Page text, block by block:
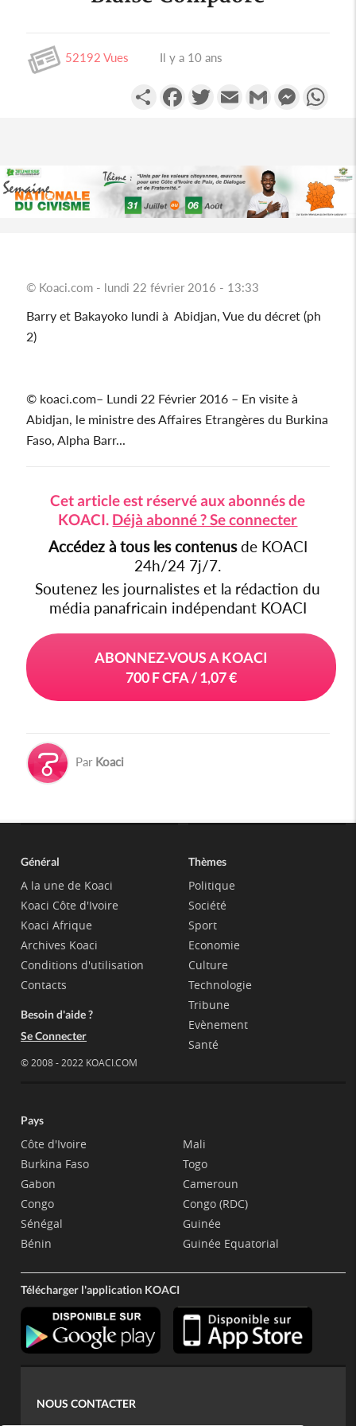
Comores
Tunisie
Libye
Cedeao
Monde
52192 Vues Il y a 10 ans
PartagerFacebookTwitterEmail Gmail
© Koaci.com - lundi 22 février 2016 - 13:33
Barry et Bakayoko lundi à Abidjan, Vue du décret (ph
2)
© koaci.com– Lundi 22 Février 2016 – En visite à
Abidjan, le ministre des Affaires Etrangères du Burkina
Faso, Alpha Barr...
Cet article est réservé aux abonnés de
KOACI. Déjà abonné ? Se connecter
Accédez à tous les contenusde KOACI
24h/24 7j/7.
Soutenez les journalistes et la rédaction du
média panafricain indépendant KOACI
ABONNEZ-VOUS A KOACI
700 F CFA / 1,07 €
Par Koaci
Général
A la une de Koaci
Koaci Côte d'Ivoire
Koaci Afrique
Archives Koaci
Conditions d'utilisation
Contacts
Besoin d'aide ?
Se Connecter
© 2008 - 2022 KOACI.COM
Thèmes
Politique
Société
Sport
Economie
Culture
Technologie
Tribune
Evènement
Santé
Pays
Côte d'Ivoire
Burkina Faso
Gabon
Congo
Sénégal
Bénin
Mali
Togo
Cameroun
Congo (RDC)
Guinée
Guinée Equatorial
Télécharger l'application KOACI
NOUS CONTACTER